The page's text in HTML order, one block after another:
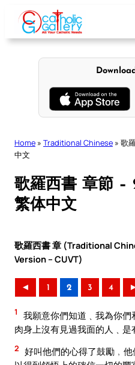
content
Home » Traditional Chinese » 歌
中文
歌羅西書 章節 –
繁体中文
歌羅西書 章 (Traditional
Version – CUVT)
◄ 1 2 3 4
1
我願意你們知道﹑我為你
肉身上沒有見過我面的人﹑是
2 好叫他們的心得了鼓勵﹐